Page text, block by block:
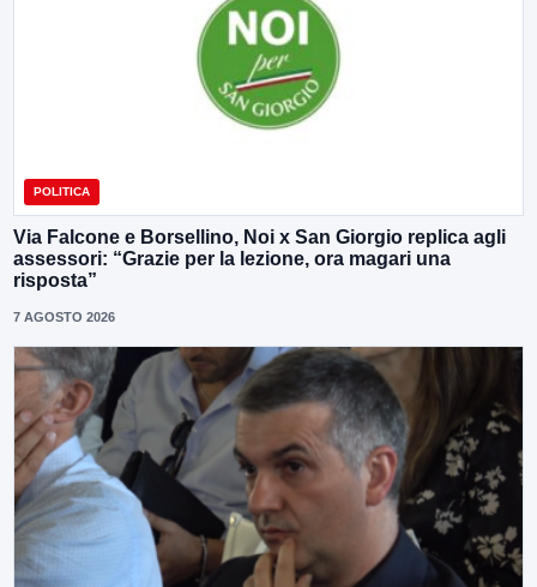
POLITICA
Via Falcone e Borsellino, Noi x San Giorgio replica agli
assessori: “Grazie per la lezione, ora magari una
risposta”
7 AGOSTO 2026